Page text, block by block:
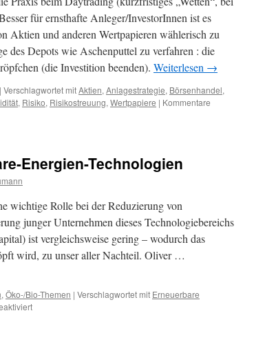
für ernsthafte Anleger/InvestorInnen ist es
Aktien und anderen Wertpapieren wählerisch zu
des Depots wie Aschenputtel zu verfahren : die
(die Investition beenden). Weiterlesen →
| Verschlagwortet mitAktien, Anlagestrategie, Börsenhandel,
, Risiko, Risikostreuung, Wertpapiere | Kommentare
Energien-Technologien
wichtige Rolle bei der Reduzierung von
junger Unternehmen dieses Technologiebereichs
ist vergleichsweise gering – wodurch das
wird, zu unser aller Nachteil. Oliver …
, Öko-/Bio-Themen | Verschlagwortet mit Erneuerbare